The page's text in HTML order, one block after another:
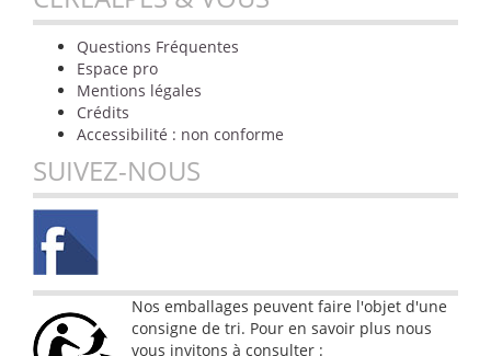
Questions Fréquentes
Espace pro
Mentions légales
Crédits
Accessibilité : non conforme
SUIVEZ-NOUS
Nos emballages peuvent faire l'objet d'une
consigne de tri. Pour en savoir plus nous
vous invitons à consulter :